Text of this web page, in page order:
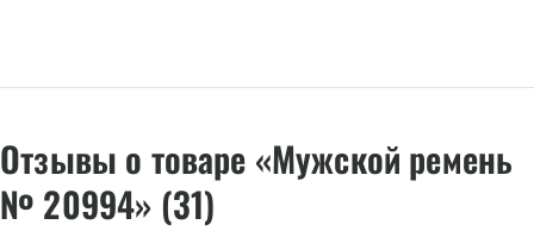
Отзывы о товаре «Мужской ремень
№ 20994» (31)